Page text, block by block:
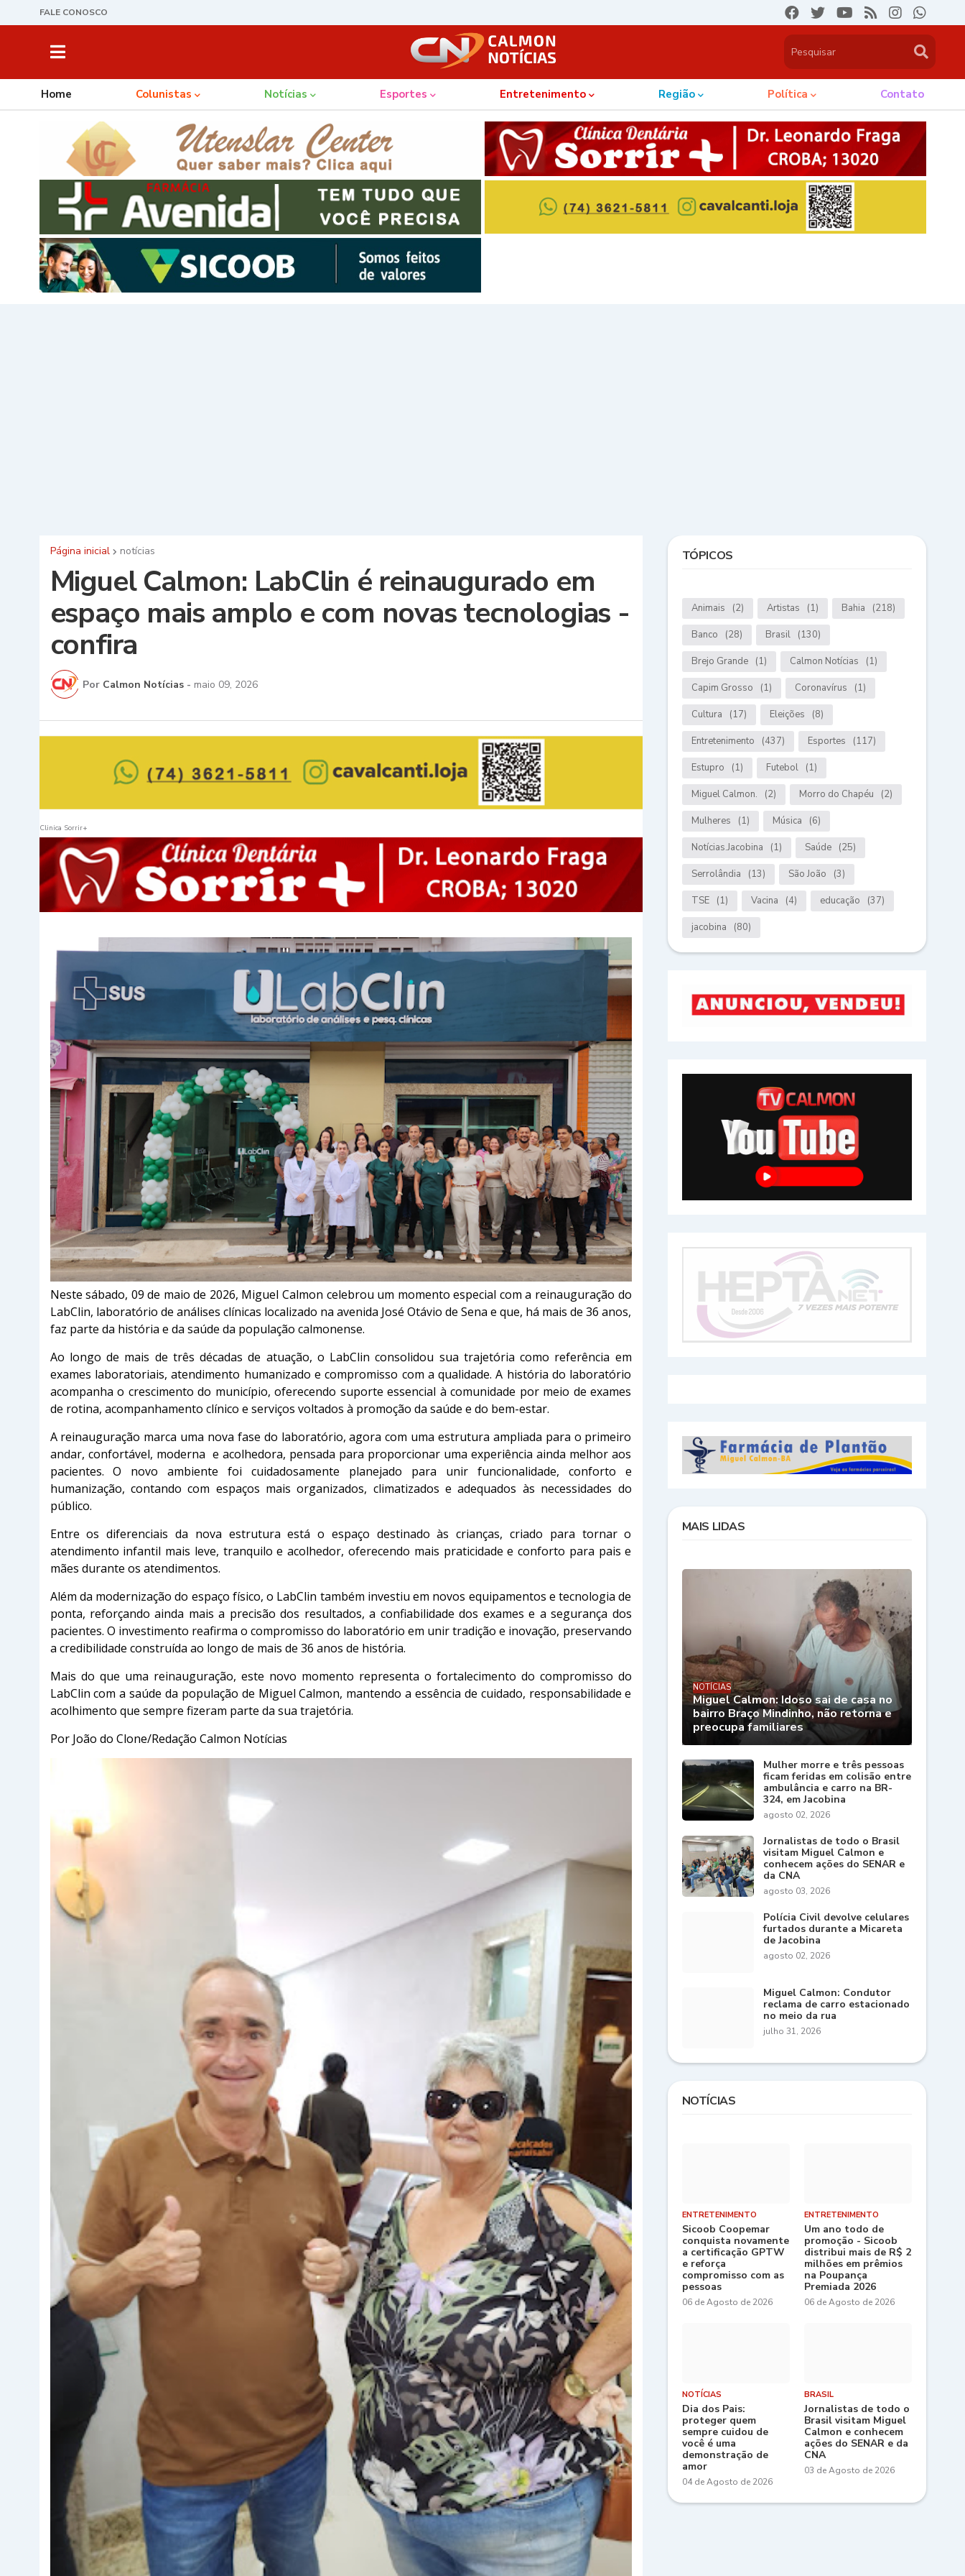
FALE CONOSCO
Home Colunistas Notícias Esportes Entretenimento Região Política Contato
Página inicial notícias
Miguel Calmon: LabClin é reinaugurado em
espaço mais amplo e com novas tecnologias -
confira
Por Calmon Notícias - maio 09, 2026
Clinica Sorrir+
Neste sábado, 09 de maio de 2026, Miguel Calmon celebrou um momento especial com a reinauguração do
LabClin, laboratório de análises clínicas localizado na avenida José Otávio de Sena e que, há mais de 36 anos,
faz parte da história e da saúde da população calmonense.
Ao longo de mais de três décadas de atuação, o LabClin consolidou sua trajetória como referência em
exames laboratoriais, atendimento humanizado e compromisso com a qualidade. A história do laboratório
acompanha o crescimento do município, oferecendo suporte essencial à comunidade por meio de exames
de rotina, acompanhamento clínico e serviços voltados à promoção da saúde e do bem-estar.
A reinauguração marca uma nova fase do laboratório, agora com uma estrutura ampliada para o primeiro
andar, confortável, moderna e acolhedora, pensada para proporcionar uma experiência ainda melhor aos
pacientes. O novo ambiente foi cuidadosamente planejado para unir funcionalidade, conforto e
humanização, contando com espaços mais organizados, climatizados e adequados às necessidades do
público.
Entre os diferenciais da nova estrutura está o espaço destinado às crianças, criado para tornar o
atendimento infantil mais leve, tranquilo e acolhedor, oferecendo mais praticidade e conforto para pais e
mães durante os atendimentos.
Além da modernização do espaço físico, o LabClin também investiu em novos equipamentos e tecnologia de
ponta, reforçando ainda mais a precisão dos resultados, a confiabilidade dos exames e a segurança dos
pacientes. O investimento reafirma o compromisso do laboratório em unir tradição e inovação, preservando
a credibilidade construída ao longo de mais de 36 anos de história.
Mais do que uma reinauguração, este novo momento representa o fortalecimento do compromisso do
LabClin com a saúde da população de Miguel Calmon, mantendo a essência de cuidado, responsabilidade e
acolhimento que sempre fizeram parte da sua trajetória.
Por João do Clone/Redação Calmon Notícias
TÓPICOS
Animais (2) Artistas (1) Bahia (218)
Banco (28) Brasil (130)
Brejo Grande (1) Calmon Notícias (1)
Capim Grosso (1) Coronavírus (1)
Cultura (17) Eleições (8)
Entretenimento (437) Esportes (117)
Estupro (1) Futebol (1)
Miguel Calmon. (2) Morro do Chapéu (2)
Mulheres (1) Música (6)
Notícias.Jacobina (1) Saúde (25)
Serrolândia (13) São João (3)
TSE (1) Vacina (4) educação (37)
jacobina (80)
MAIS LIDAS
NOTÍCIAS
Miguel Calmon: Idoso sai de casa no
bairro Braço Mindinho, não retorna e
preocupa familiares
Mulher morre e três pessoas
ficam feridas em colisão entre
ambulância e carro na BR-
324, em Jacobina
agosto 02, 2026
Jornalistas de todo o Brasil
visitam Miguel Calmon e
conhecem ações do SENAR e
da CNA
agosto 03, 2026
Polícia Civil devolve celulares
furtados durante a Micareta
de Jacobina
agosto 02, 2026
Miguel Calmon: Condutor
reclama de carro estacionado
no meio da rua
julho 31, 2026
NOTÍCIAS
ENTRETENIMENTO
Sicoob Coopemar
conquista novamente
a certificação GPTW
e reforça
compromisso com as
pessoas
06 de Agosto de 2026
ENTRETENIMENTO
Um ano todo de
promoção - Sicoob
distribui mais de R$ 2
milhões em prêmios
na Poupança
Premiada 2026
06 de Agosto de 2026
NOTÍCIAS
Dia dos Pais:
proteger quem
sempre cuidou de
você é uma
demonstração de
amor
04 de Agosto de 2026
BRASIL
Jornalistas de todo o
Brasil visitam Miguel
Calmon e conhecem
ações do SENAR e da
CNA
03 de Agosto de 2026